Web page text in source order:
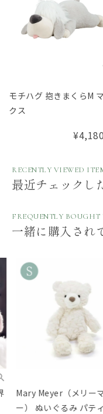
モチハグ 抱きまくらM マ
クス
¥4,180
RECENTLY VIEWED
最近チェックし
FREQUENTLY
一緒に購入され
Mary Meyer（メリーマ
ー） ぬいぐるみ パティ